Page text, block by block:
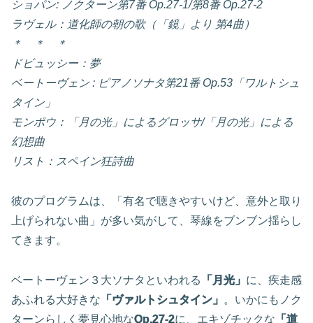
ショパン: ノクターン第7番 Op.27-1/第8番 Op.27-2
ラヴェル：道化師の朝の歌（「鏡」より 第4曲）
＊ ＊ ＊
ドビュッシー：夢
ベートーヴェン : ピアノソナタ第21番 Op.53「ワルトシュ
タイン」
モンポウ：「月の光」によるグロッサ/「月の光」による
幻想曲
リスト：スペイン狂詩曲
彼のプログラムは、「有名で聴きやすいけど、意外と取り
上げられない曲」が多い気がして、琴線をブンブン揺らし
てきます。
ベートーヴェン３大ソナタといわれる 「月光」 に、疾走感
あふれる大好きな 「ヴァルトシュタイン」 。いかにもノク
ターンらしく夢見心地なOp.27-2に、エキゾチックな 「道